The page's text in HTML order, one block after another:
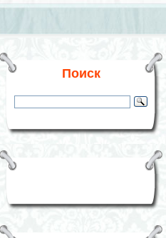
Поиск